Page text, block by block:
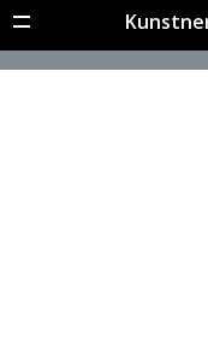
Menu